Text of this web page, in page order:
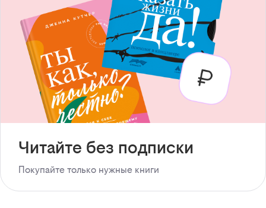
Читайте без подписки
Покупайте только нужные книги